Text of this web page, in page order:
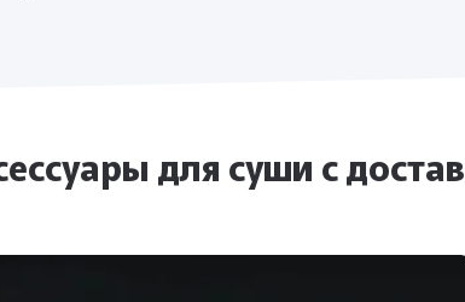
для суши с